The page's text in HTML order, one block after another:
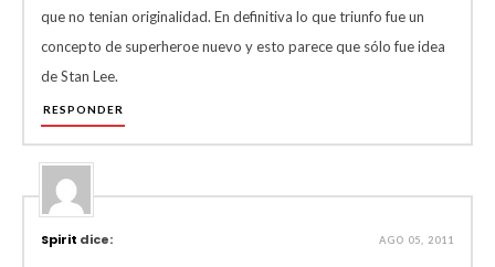
que no tenian originalidad. En definitiva lo que triunfo fue un
concepto de superheroe nuevo y esto parece que sólo fue idea
de Stan Lee.
RESPONDER
Spirit dice: AGO 05, 2011